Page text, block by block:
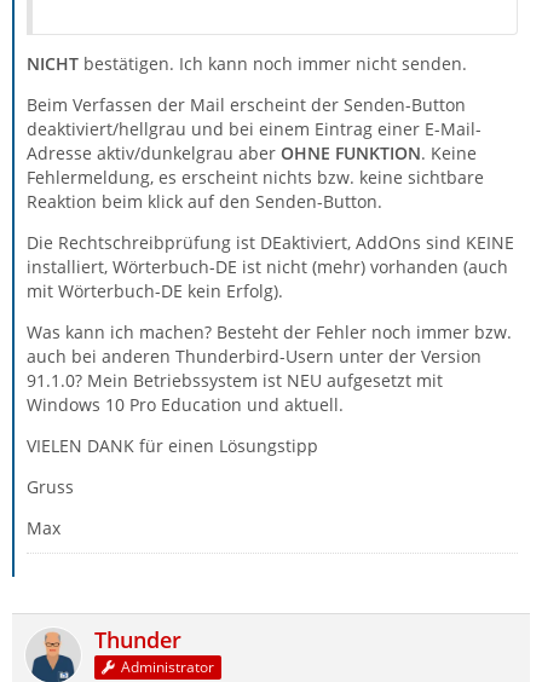
NICHT bestätigen. Ich kann noch immer nicht senden.
Beim Verfassen der Mail erscheint der Senden-Button
deaktiviert/hellgrau und bei einem Eintrag einer E-Mail-
Adresse aktiv/dunkelgrau aber OHNE FUNKTION. Keine
Fehlermeldung, es erscheint nichts bzw. keine sichtbare
Reaktion beim klick auf den Senden-Button.
Die Rechtschreibprüfung ist DEaktiviert, AddOns sind KEINE
installiert, Wörterbuch-DE ist nicht (mehr) vorhanden (auch
mit Wörterbuch-DE kein Erfolg).
Was kann ich machen? Besteht der Fehler noch immer bzw.
auch bei anderen Thunderbird-Usern unter der Version
91.1.0? Mein Betriebssystem ist NEU aufgesetzt mit
Windows 10 Pro Education und aktuell.
VIELEN DANK für einen Lösungstipp
Gruss
Max
Thunder
Administrator